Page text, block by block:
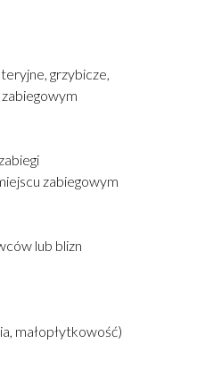
grzybicze,
zabiegowym
lub blizn
małopłytkowość)